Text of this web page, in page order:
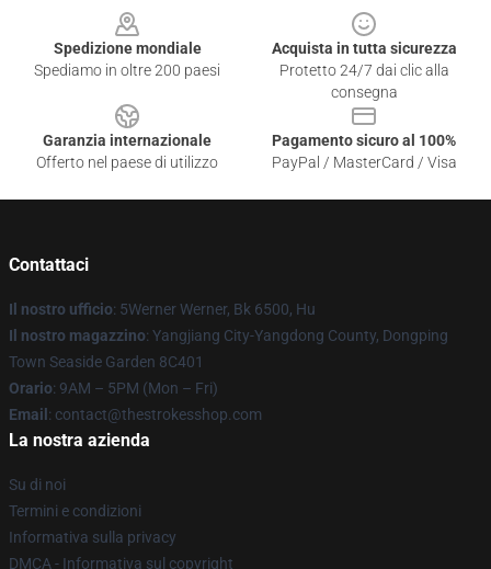
Spedizione mondiale
Spediamo in oltre 200 paesi
Acquista in tutta sicurezza
Protetto 24/7 dai clic alla
consegna
Garanzia internazionale
Offerto nel paese di utilizzo
Pagamento sicuro al 100%
PayPal / MasterCard / Visa
Contattaci
Il nostro ufficio: 5Werner Werner, Bk 6500, Hu
Il nostro magazzino: Yangjiang City-Yangdong County, Dongping
Town Seaside Garden 8C401
Orario: 9AM – 5PM (Mon – Fri)
Email : contact@thestrokesshop.com
La nostra azienda
Su di noi
Termini e condizioni
Informativa sulla privacy
DMCA - Informativa sul copyright